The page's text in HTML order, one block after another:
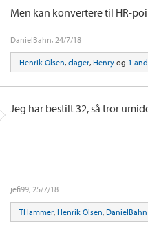
Men kan konvertere til HR-
DanielBahn, 24/7/18
Henrik Olsen, clager, Henry og 1
Jeg har bestilt 32, så tror
jefi99, 25/7/18
THammer, Henrik Olsen, DanielBahn